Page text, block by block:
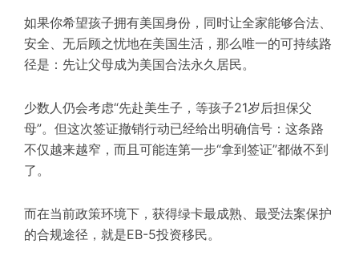
如果你希望孩子拥有美国身份，同时让全家能够合法、
安全、无后顾之忧地在美国生活，那么唯一的可持续路
径是： 先让父母成为美国合法永久居民。
少数人仍会考虑“先赴美生子，等孩子21岁后担保父
母”。但这次签证撤销行动已经给出明确信号：这条路
不仅越来越窄，而且可能连第一步“拿到签证”都做不到
了。
而在当前政策环境下，获得绿卡最成熟、最受法案保护
的合规途径，就是EB-5投资移民。